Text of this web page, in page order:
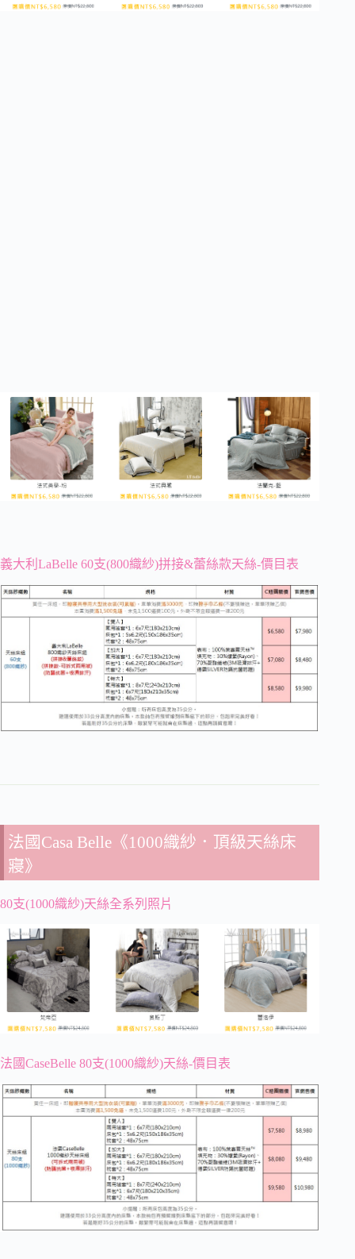
義大利LaBelle 60支(800織紗)拼接&蕾絲款天絲-價目表
法國Casa Belle《1000織紗．頂級天絲床
寢》
80支(1000織紗)天絲全系列照片
法國CaseBelle 80支(1000織紗)天絲-價目表